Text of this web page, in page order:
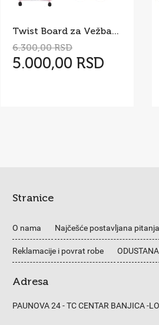
Twist Board za Vežbanje – Rotaciona Sprava za Struk i Stomak
6.300,00 RSD
5.000,00 RSD
Stranice
O nama Najčešće postavljana
Reklamacije i povrat robe
Adresa
PAUNOVA 24 - TC CENTAR BANJICA -